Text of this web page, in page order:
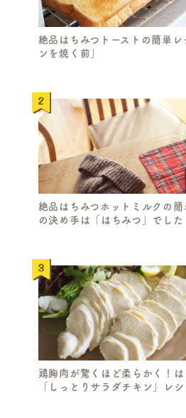
絶品はちみつトーストの簡単
ンを焼く前」
絶品はちみつホットミルクの
の決め手は「はちみつ」でした
鶏胸肉が驚くほど柔らかく！
「しっとりサラダチキン」レ